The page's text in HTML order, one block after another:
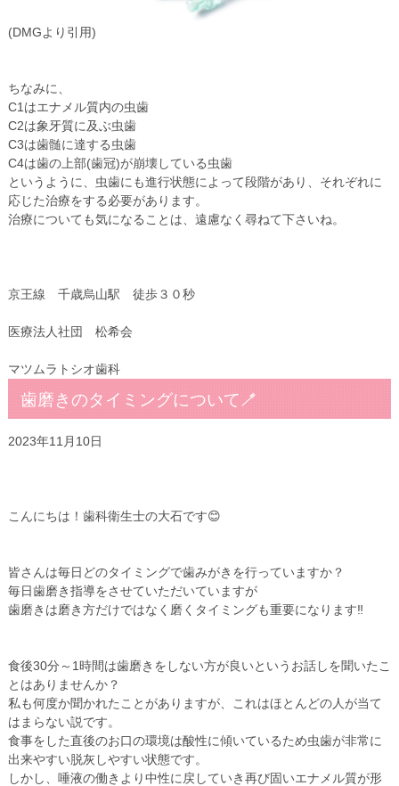
(DMGより引用)
ちなみに、
C1はエナメル質内の虫歯
C2は象牙質に及ぶ虫歯
C3は歯髄に達する虫歯
C4は歯の上部(歯冠)が崩壊している虫歯
というように、虫歯にも進行状態によって段階があり、それぞれに
応じた治療をする必要があります。
治療についても気になることは、遠慮なく尋ねて下さいね。
京王線 千歳烏山駅 徒歩３０秒
医療法人社団 松希会
マツムラトシオ歯科
歯磨きのタイミングについて🪥
2023年11月10日
こんにちは！歯科衛生士の大石です😊
皆さんは毎日どのタイミングで歯みがきを行っていますか？
毎日歯磨き指導をさせていただいていますが
歯磨きは磨き方だけではなく 磨くタイミングも重要になります‼️
食後30分～1時間は歯磨きをしない方が良いというお話しを聞いたこ
とはありませんか？
私も何度か聞かれたことがありますが、これはほとんどの人が当て
はまらない説です。
食事をした直後のお口の環境は酸性に傾いているため虫歯が非常に
出来やすい脱灰しやすい状態です。
しかし、唾液の働きより中性に戻していき再び固いエナメル質が形